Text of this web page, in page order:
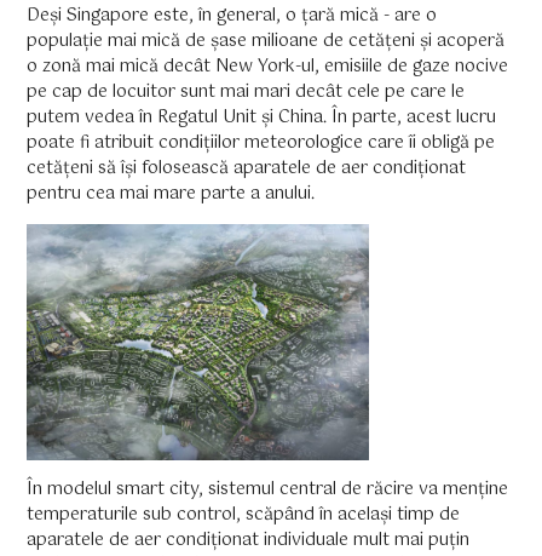
Deși Singapore este, în general, o țară mică - are o
populație mai mică de șase milioane de cetățeni și acoperă
o zonă mai mică decât New York-ul, emisiile de gaze nocive
pe cap de locuitor sunt mai mari decât cele pe care le
putem vedea în Regatul Unit și China. În parte, acest lucru
poate fi atribuit condițiilor meteorologice care îi obligă pe
cetățeni să își folosească aparatele de aer condiționat
pentru cea mai mare parte a anului.
În modelul smart city, sistemul central de răcire va menține
temperaturile sub control, scăpând în același timp de
aparatele de aer condiționat individuale mult mai puțin